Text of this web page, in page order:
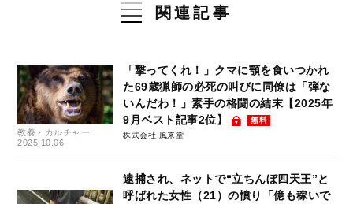
関連記事
教養・カルチャー
2025.10.06
「撃ってくれ！」クマに顎を食いつかれ
た69歳猟師の必死の叫びに同僚は「弾な
いんだわ！」素手の格闘の結末【2025年
9月ベスト記事2位】
無料
株式会社 風来堂
逮捕され、ネットで“立ちんぼ四天王”と
呼ばれた女性（21）の憤り「億も稼いで